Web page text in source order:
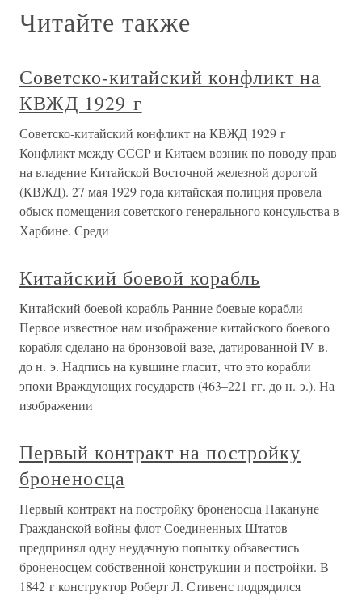
Читайте также
Советско-китайский конфликт на
КВЖД 1929 г
Советско-китайский конфликт на КВЖД 1929 г
Конфликт между СССР и Китаем возник по поводу прав
на владение Китайской Восточной железной дорогой
(КВЖД). 27 мая 1929 года китайская полиция провела
обыск помещения советского генерального консульства в
Харбине. Среди
Китайский боевой корабль
Китайский боевой корабль Ранние боевые корабли
Первое известное нам изображение китайского боевого
корабля сделано на бронзовой вазе, датированной IV в.
до н. э. Надпись на кувшине гласит, что это корабли
эпохи Враждующих государств (463–221 гг. до н. э.). На
изображении
Первый контракт на постройку
броненосца
Первый контракт на постройку броненосца Накануне
Гражданской войны флот Соединенных Штатов
предпринял одну неудачную попытку обзавестись
броненосцем собственной конструкции и постройки. В
1842 г конструктор Роберт Л. Стивенс подрядился